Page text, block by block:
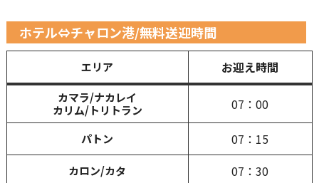
ホテル⇔チャロン港/無料送迎時間
エリア お迎え時間
カマラ/ナカレイ
カリム/トリトラン
07：00
パトン 07：15
カロン/カタ 07：30